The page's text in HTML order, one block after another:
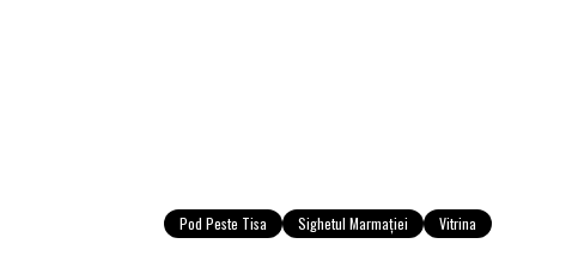
Pod Peste Tisa Sighetul Marmației Vitrina